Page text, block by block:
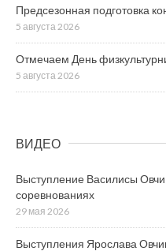
Предсезонная подготовка
5 августа 2026
Отмечаем День
5 августа 2026
ВИДЕО
Выступление Василисы
соревнованиях
29 мая 2026
Выступления Ярослава